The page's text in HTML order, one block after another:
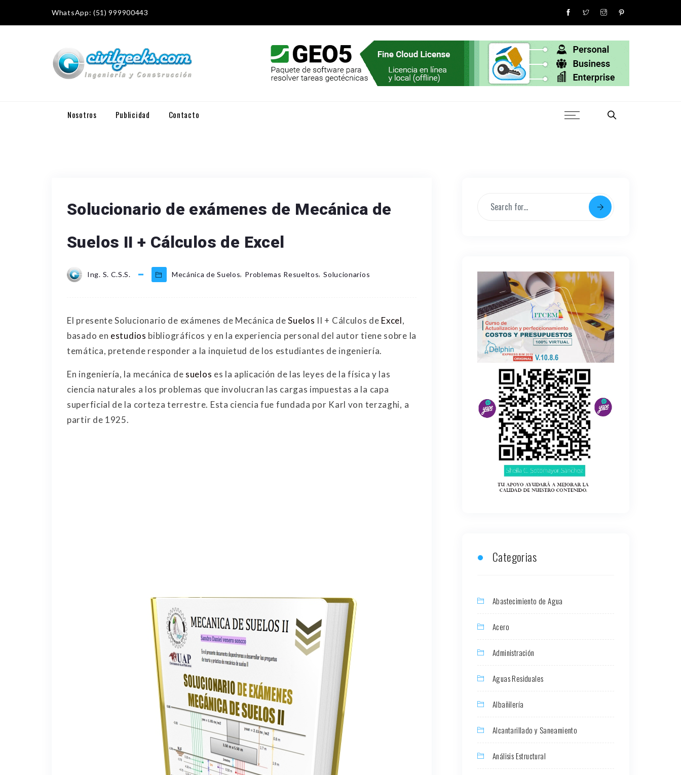
WhatsApp: (51) 999900443
Nosotros Publicidad Contacto
Solucionario de exámenes de Mecánica de
Suelos II + Cálculos de Excel
Ing. S. C.S.S. Mecánica de Suelos, Problemas Resueltos, Solucionarios
El presente Solucionario de exámenes de Mecánica deSuelos II + Cálculos de Excel,
basado en estudios bibliográficos y en la experiencia personal del autor tiene sobre la
temática, pretende responder a la inquietud de los estudiantes de ingeniería.
En ingeniería, la mecánica de suelos es la aplicación de las leyes de la física y las
ciencia naturales a los problemas que involucran las cargas impuestas a la capa
superficial de la corteza terrestre. Esta ciencia fue fundada por Karl von terzaghi, a
partir de 1925.
Categorias
Abastecimiento de Agua
Acero
Administración
Aguas Residuales
Albañilería
Alcantarillado y Saneamiento
Análisis Estructural